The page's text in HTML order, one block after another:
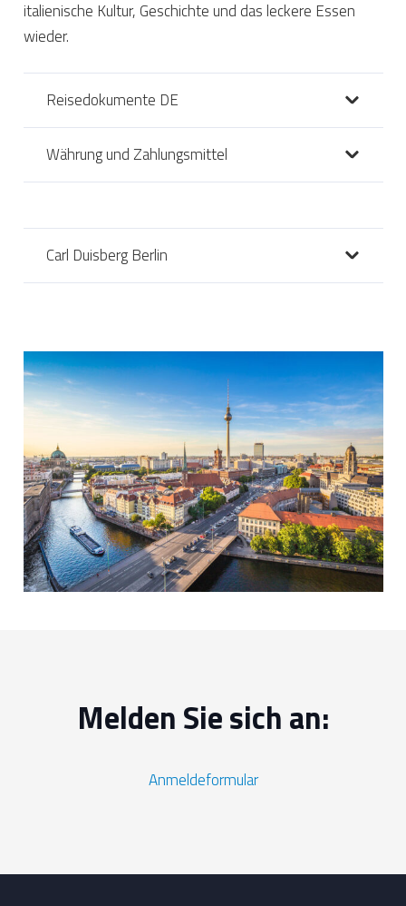
italienische Kultur, Geschichte und das leckere Essen
wieder.
Reisedokumente DE
Währung und Zahlungsmittel
Carl Duisberg Berlin
Melden Sie sich an:
Anmeldeformular